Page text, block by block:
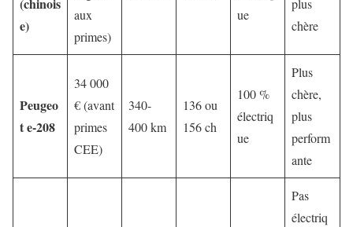
(chinois
e)
aux
primes)
ue
plus
chère
Peugeo
t e-208
34 000
€ (avant
primes
CEE)
340-
400 km
136 ou
156 ch
100 %
électriq
ue
Plus
chère,
plus
perform
ante
Pas
électriq